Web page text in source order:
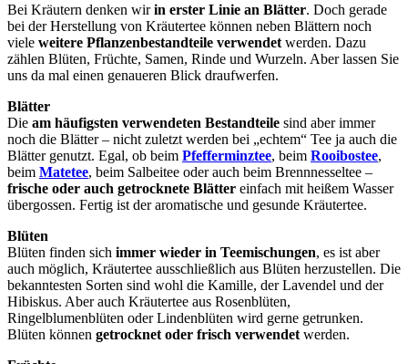
Bei Kräutern denken wirin erster Linie an Blätter. Doch gerade
bei der Herstellung von Kräutertee können neben Blättern noch
viele weitere Pflanzenbestandteile verwendet werden. Dazu
zählen Blüten, Früchte, Samen, Rinde und Wurzeln. Aber lassen Sie
uns da mal einen genaueren Blick draufwerfen.
Blätter
Die am häufigsten verwendeten Bestandteile sind aber immer
noch die Blätter – nicht zuletzt werden bei „echtem“ Tee ja auch die
Blätter genutzt. Egal, ob beim Pfefferminztee, beim Rooibostee,
beim Matetee, beim Salbeitee oder auch beim Brennnesseltee –
frische oder auch getrocknete Blätter einfach mit heißem Wasser
übergossen. Fertig ist der aromatische und gesunde Kräutertee.
Blüten
Blüten finden sich immer wieder in Teemischungen, es ist aber
auch möglich, Kräutertee ausschließlich aus Blüten herzustellen. Die
bekanntesten Sorten sind wohl die Kamille, der Lavendel und der
Hibiskus. Aber auch Kräutertee aus Rosenblüten,
Ringelblumenblüten oder Lindenblüten wird gerne getrunken.
Blüten können getrocknet oder frisch verwendet werden.